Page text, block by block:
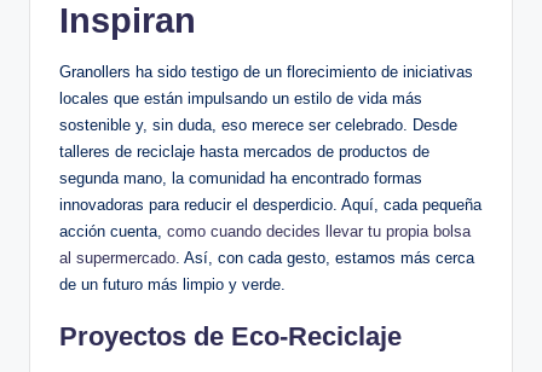
Inspiran
Granollers ha sido testigo de un florecimiento de iniciativas
locales que están impulsando un estilo de vida más
sostenible y, sin duda, eso merece ser celebrado. Desde
talleres de reciclaje hasta mercados de productos de
segunda mano, la comunidad ha encontrado formas
innovadoras para reducir el desperdicio. Aquí, cada pequeña
acción cuenta, como cuando decides llevar tu propia bolsa
al supermercado. Así, con cada gesto, estamos más cerca
de un futuro más limpio y verde.
Proyectos de Eco-Reciclaje